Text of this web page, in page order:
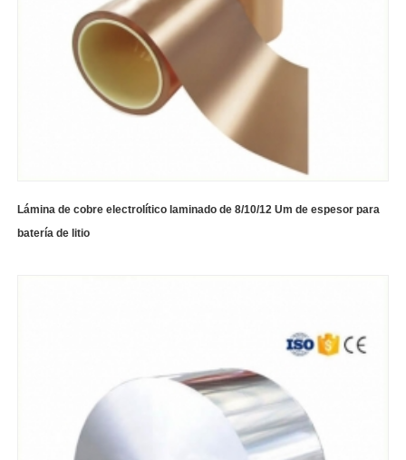
Lámina de cobre electrolítico laminado de 8/10/12 Um de espesor para
batería de litio